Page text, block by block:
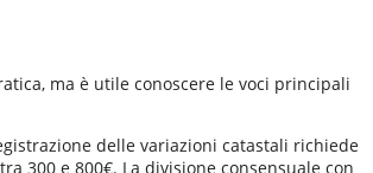
ma è utile conoscere le voci principali
delle variazioni catastali richiede
300 e 800€. La divisione consensuale con